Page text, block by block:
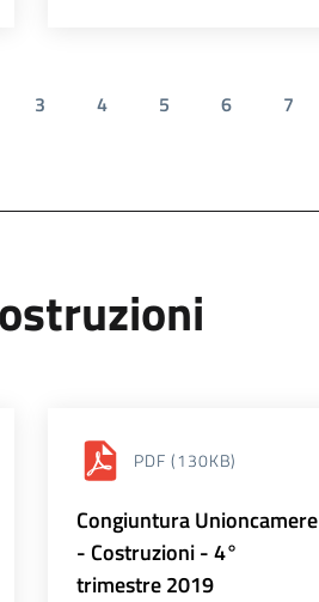
3 4 5 6 7
PDF (130KB)
Congiuntura Unioncamere
- Costruzioni - 4°
trimestre 2019